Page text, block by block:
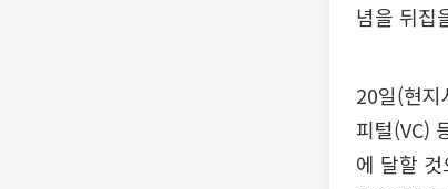
념을 뒤집
20일(현지
피털(VC)
에 달할